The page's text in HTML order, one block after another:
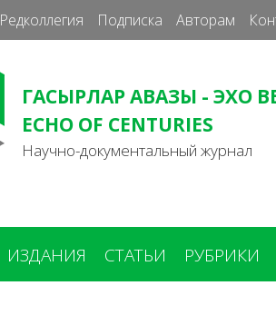
Редколлегия Подписка Авторам
ГАСЫРЛАР АВАЗЫ - ЭХО
ECHO OF CENTURIES
Научно-документальный журнал
ИЗДАНИЯ СТАТЬИ РУБРИКИ